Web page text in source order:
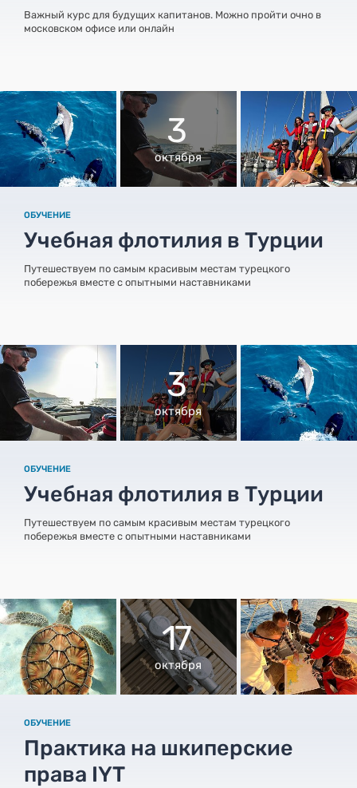
Важный курс для будущих капитанов. Можно пройти очно в
московском офисе или онлайн
3
октября
ОБУЧЕНИЕ
Учебная флотилия в Турции
Путешествуем по самым красивым местам турецкого
побережья вместе с опытными наставниками
3
октября
ОБУЧЕНИЕ
Учебная флотилия в Турции
Путешествуем по самым красивым местам турецкого
побережья вместе с опытными наставниками
17
октября
ОБУЧЕНИЕ
Практика на шкиперские
права IYT